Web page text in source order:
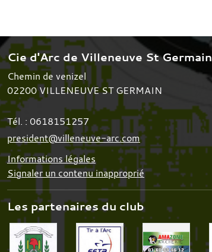
Cie d'Arc de Villeneuve St Germain
Chemin de venizel
02200 VILLENEUVE ST GERMAIN
Tél. : 0618151257
president@villeneuve-arc.com
Informations légales
Signaler un contenu inapproprié
Les partenaires du club